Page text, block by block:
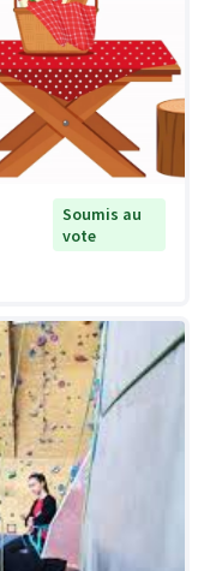
Soumis au
vote